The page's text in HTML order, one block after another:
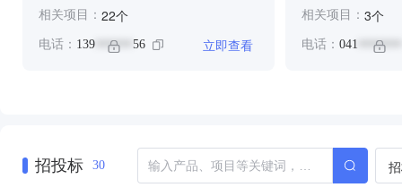
相关项目： 22个
电话： 139 ****** 56 立即查看
相关项目： 3个
电话： 041 *******
招投标 30